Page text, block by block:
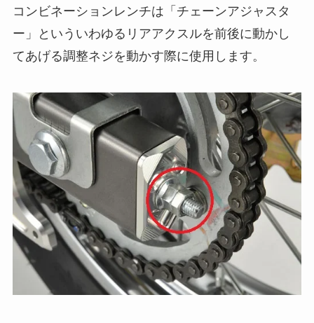
コンビネーションレンチは「チェーンアジャスタ
ー」といういわゆるリアアクスルを前後に動かし
てあげる調整ネジを動かす際に使用します。